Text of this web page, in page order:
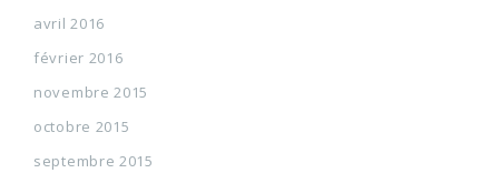
avril 2016
février 2016
novembre 2015
octobre 2015
septembre 2015